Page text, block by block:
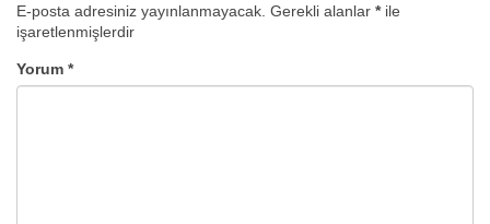
E-posta adresiniz yayınlanmayacak. Gerekli alanlar *ile
işaretlenmişlerdir
Yorum *